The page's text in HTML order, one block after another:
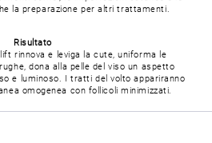
la preparazione per altri trattamenti.
Risultato
rinnova e leviga la cute, uniforma le
dona alla pelle del viso un aspetto
e luminoso. I tratti del volto appariranno
omogenea con follicoli minimizzati.